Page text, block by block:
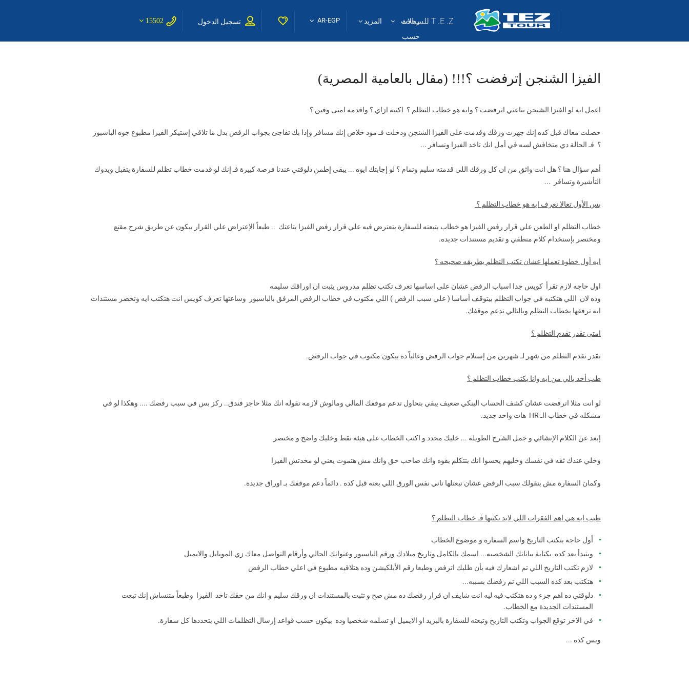
T .E .Z للسياحة
رحلات
حسب
المزيد AR-EGP تسجيل الدخول 15502
الفيزا الشنجن إترفضت ؟!!! (مقال بالعامية المصرية)
اعمل ايه لو الفيزا الشنجن بتاعتي اترفضت ؟ وايه هو خطاب التظلم ؟ اكتبه ازاي ؟ واقدمه امتى وفين ؟
حصلت معاك قبل كده إنك جهزت ورقك وقدمت على الفيزا الشنجن ودخلت فـ مود خلاص إنك مسافر وإذا بك تفاجئ بجواب الرفض بدل ما تلاقي إستيكر الفيزا مطبوع جوه الباسبور
؟ فـ الحالة دي متخافش لسه في أمل انك تاخد الفيزا وتسافر ...
أهم سؤال هنا ؟ هل انت واثق من ان كل ورقك اللي قدمته سليم وتمام ؟ لو إجابتك ايوه ... يبقى إطمن دلوقتي عندنا فرصة كبيرة فـ إنك لو قدمت خطاب تظلم للسفارة يتقبل ويدوك
التأشيرة وتسافر ...
بس الأول تعالا نعرف ايه هو خطاب التظلم ؟
خطاب التظلم او الطعن علي قرار رفض الفيزا هو خطاب بتبعته للسفارة بتعترض فيه علي قرار رفض الفيزا بتاعتك .. طبعاً الإعتراض علي القرار بيكون عن طريق شرح مقنع
ومختصر بإستخدام كلام منطقي و تقديم مستندات جديده.
ايه أول خطوة تعملها عشان تكتب التظلم بطريقه صحيحه ؟
اول حاجه لازم تقرأ كويس جدا اسباب الرفض عشان على اساسها تعرف تكتب تظلم مدروس يثبت ان اوراقك سليمه
وده لان اللي هتكتبه في جواب التظلم بيتوقف أساسا ( علي سبب الرفض ) اللي مكتوب في خطاب الرفض المرفق بالباسبور وساعتها تعرف كويس انت هتكتب ايه وتحضر مستندات
ايه ترفقها بخطاب التظلم وبالتالي تدعم موقفك.
امتى تقدر تقدم التظلم ؟
تقدر تقدم التظلم من شهر لـ شهرين من إستلام جواب الرفض وغالباً ده بيكون مكتوب في جواب الرفض.
طب أخد بالي من ايه وانا بكتب خطاب التظلم ؟
لو انت مثلا اترفضت عشان كشف الحساب البنكي ضعيف يبقي بتحاول تدعم موقفك المالي ومالوش لازمه تقوله انك مثلا حاجز فندق.. ركز بس في سبب رفضك .... وهكذا لو في
مشكله في خطاب ااـ HR هات واحد جديد.
إبعد عن الكلام الإنشائي و جمل الشرح الطويله ... خليك محدد و اكتب الخطاب على هيئه نقط وخليك واضح و مختصر
وخلي عندك ثقه في نفسك وخليهم يحسوا انك بتتكلم بقوه وانك صاحب حق وانك مش هتموت يعني لو مخدتش الفيزا
وكمان السفارة مش بتقولك سبب الرفض عشان تبعتلها تاني نفس الورق اللي بعته قبل كده . دائماً دعم موقفك بـ اوراق جديدة.
طيب ايه هي اهم الفقرات اللي لابد تكتبها فـ خطاب التظلم ؟
أول حاجة بتكتب التاريخ واسم السفارة و موضوع الخطاب
وبتبدأ بعد كده بكتابة بياناتك الشخصيه... اسمك بالكامل وتاريخ ميلادك ورقم الباسبور وعنوانك الحالي وأرقام التواصل معاك زي الموبايل والايميل
لازم تكتب التاريخ اللي تم اشعارك فيه بأن طلبك اترفض وطبعا رقم الأبلكيشن وده هتلاقيه مطبوع في اعلي خطاب الرفض
هتكتب بعد كده السبب اللي تم رفضك بسببه...
دلوقتي ده اهم جزء و ده هتكتب فيه ليه انت شايف ان قرار رفضك ده مش صح و تثبت بالمستندات ان ورقك سليم و انك من حقك تاخد الفيزا وطبعاً متنساش إنك تبعت
المستندات الجديدة مع الخطاب.
في الاخر توقع الجواب وتكتب التاريخ وتبعته للسفارة بالبريد او الايميل او تسلمه شخصيا وده بيكون حسب قواعد إرسال التظلمات اللي بتحددها كل سفارة.
وبس كده ...